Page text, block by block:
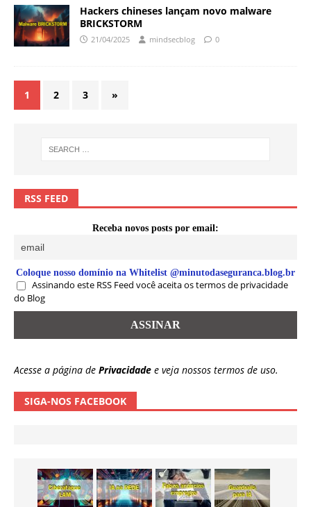
Hackers chineses lançam novo malware
BRICKSTORM
21/04/2025 mindsecblog 0
1 2 3 »
RSS FEED
Receba novos posts por email:
Coloque nosso domínio na Whitelist @minutodaseguranca.blog.br
Assinando este RSS Feed você aceita os termos de privacidade
do Blog
Acesse a página de Privacidade e veja nossos termos de uso.
SIGA-NOS FACEBOOK